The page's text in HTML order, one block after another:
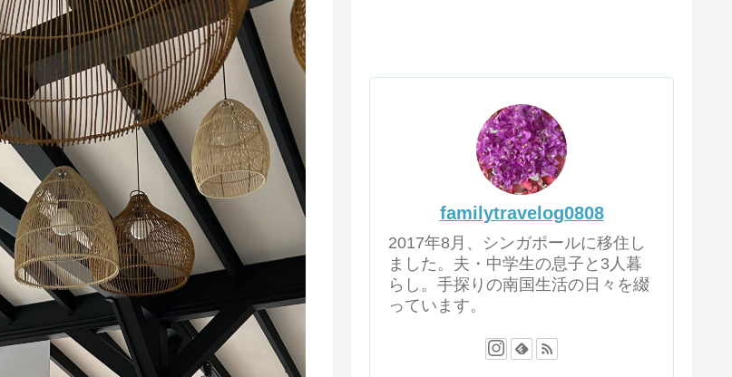
familytravelog0808
2017年8月、シンガポールに移住し
ました。夫・中学生の息子と3人暮
らし。手探りの南国生活の日々を綴
っています。